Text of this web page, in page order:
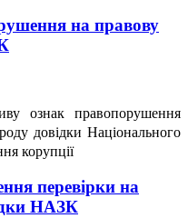
на правову
ознак правопорушення
довідки Національного
корупції
перевірки на
НАЗК